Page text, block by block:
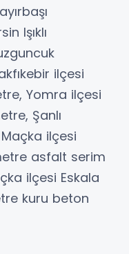
Işıklı
ilçesi
Yomra ilçesi
Şanlı
ilçesi
asfalt serim
ilçesi Eskala
kuru beton